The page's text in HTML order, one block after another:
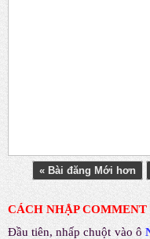
« Bài đăng Mới hơn
CÁCH NHẬP
Đầu tiên, nhấp chuột vào ô